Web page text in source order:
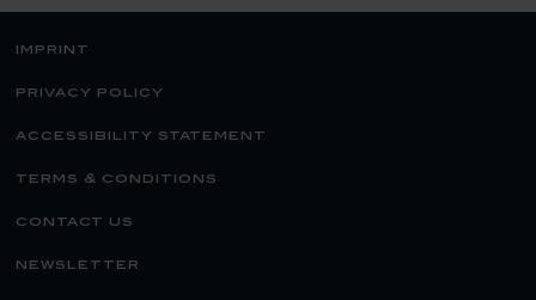
imprint
privacy policy
accessibility statement
terms & conditions
contact us
newsletter